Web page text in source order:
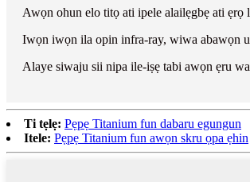
Awọn ohun elo titọ ati ipele alailẹgbẹ ati
Iwọn iwọn ila opin infra-ray, wiwa abawọn
Alaye siwaju sii nipa ile-iṣẹ tabi awọn ẹru
Ti tẹlẹ: Pẹpẹ Titanium fun dabaru egungun
Itele: Pẹpẹ Titanium fun awọn skru ọpa ẹhin